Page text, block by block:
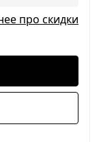
про скидки